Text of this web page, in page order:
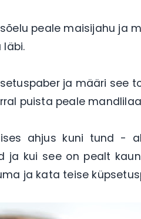
sõelu peale maisijahu ja
läbi.
ja määri see
puista peale
ahjus kuni tund -
ja kui see on pealt
ja kata teise